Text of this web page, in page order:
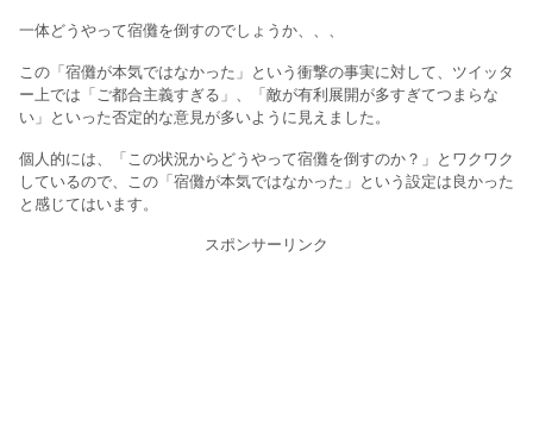
一体どうやって宿儺を倒すのでしょうか、、、
この「宿儺が本気ではなかった」という衝撃の事実に対して、ツイッタ
ー上では「ご都合主義すぎる」、「敵が有利展開が多すぎてつまらな
い」といった否定的な意見が多いように見えました。
個人的には、「この状況からどうやって宿儺を倒すのか？」とワクワク
しているので、この「宿儺が本気ではなかった」という設定は良かった
と感じてはいます。
スポンサーリンク